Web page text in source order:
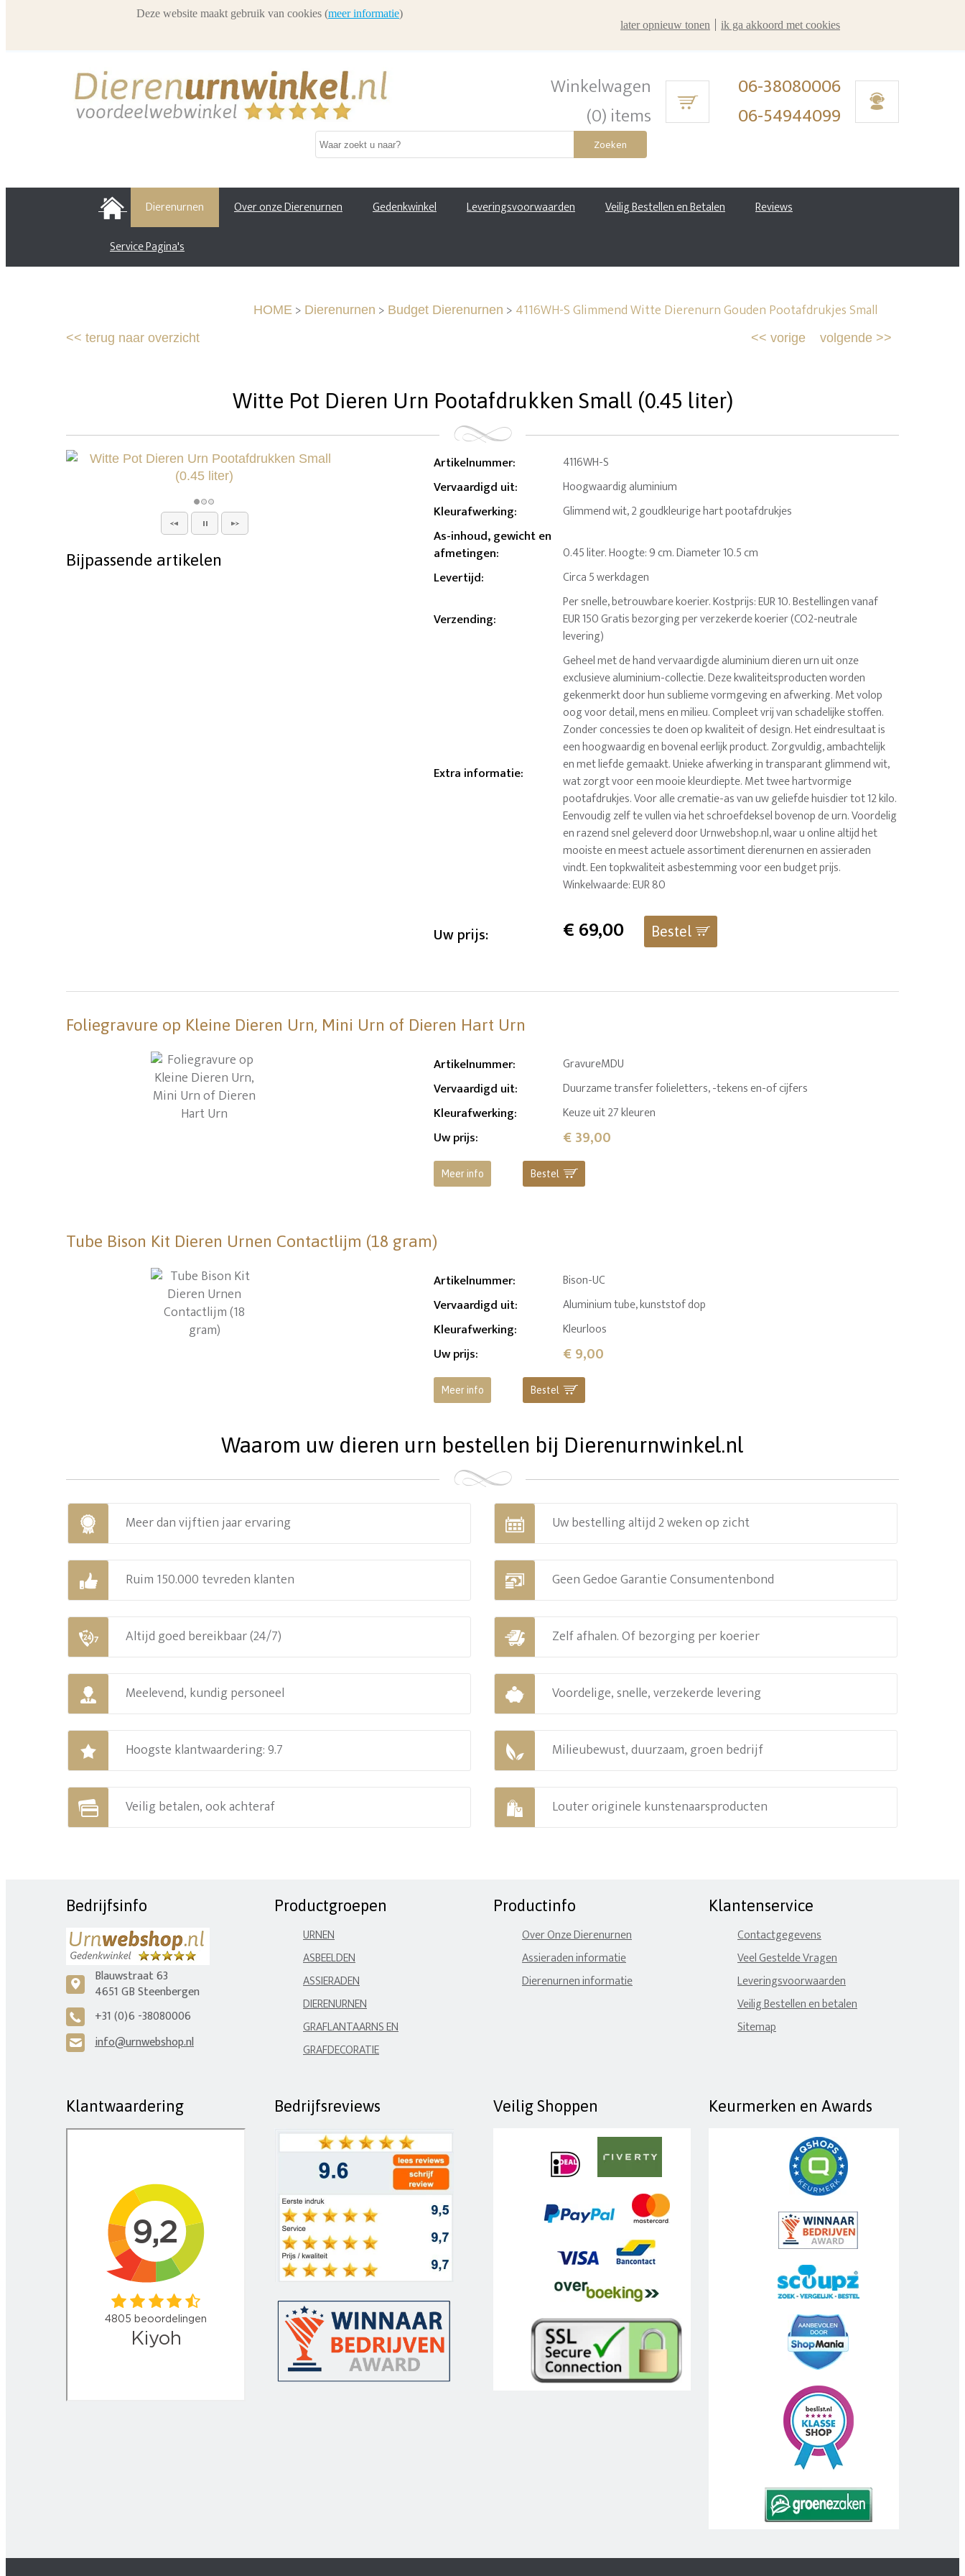
Winkelwagen
(0) items
06-38080006
06-54944099
Zoeken
HOME Dierenurnen Over onze Dierenurnen Gedenkwinkel Leveringsvoorwaarden Veilig Bestellen en Betalen Reviews
Service Pagina's
HOME > Dierenurnen > Budget Dierenurnen > 4116WH-S Glimmend Witte Dierenurn Gouden Pootafdrukjes Small
<< terug naar overzicht volgende >>
<< vorige
Witte Pot Dieren Urn Pootafdrukken Small (0.45 liter)
Artikelnummer: 4116WH-S
Vervaardigd uit: Hoogwaardig aluminium
Kleurafwerking: Glimmend wit, 2 goudkleurige hart pootafdrukjes
As-inhoud, gewicht en
afmetingen: 0.45 liter. Hoogte: 9 cm. Diameter 10.5 cm
Levertijd: Circa 5 werkdagen
Verzending:
Per snelle, betrouwbare koerier. Kostprijs: EUR 10. Bestellingen vanaf
EUR 150 Gratis bezorging per verzekerde koerier (CO2-neutrale
levering)
Extra informatie:
Geheel met de hand vervaardigde aluminium dieren urn uit onze
exclusieve aluminium-collectie. Deze kwaliteitsproducten worden
gekenmerkt door hun sublieme vormgeving en afwerking. Met volop
oog voor detail, mens en milieu. Compleet vrij van schadelijke stoffen.
Zonder concessies te doen op kwaliteit of design. Het eindresultaat is
een hoogwaardig en bovenal eerlijk product. Zorgvuldig, ambachtelijk
en met liefde gemaakt. Unieke afwerking in transparant glimmend wit,
wat zorgt voor een mooie kleurdiepte. Met twee hartvormige
pootafdrukjes. Voor alle crematie-as van uw geliefde huisdier tot 12 kilo.
Eenvoudig zelf te vullen via het schroefdeksel bovenop de urn. Voordelig
en razend snel geleverd door Urnwebshop.nl, waar u online altijd het
mooiste en meest actuele assortiment dierenurnen en assieraden
vindt. Een topkwaliteit asbestemming voor een budget prijs.
Winkelwaarde: EUR 80
Uw prijs: €69,00 Bestel
Bijpassende artikelen
Foliegravure op Kleine Dieren Urn, Mini Urn of Dieren Hart Urn
Artikelnummer: GravureMDU
Vervaardigd uit: Duurzame transfer folieletters, -tekens en-of cijfers
Kleurafwerking: Keuze uit 27 kleuren
Uw prijs: € 39,00
Meer info Bestel
Tube Bison Kit Dieren Urnen Contactlijm (18 gram)
Artikelnummer: Bison-UC
Vervaardigd uit: Aluminium tube, kunststof dop
Kleurafwerking: Kleurloos
Uw prijs: € 9,00
Meer info Bestel
Waarom uw dieren urn bestellen bij Dierenurnwinkel.nl
Meer dan vijftien jaar ervaring Uw bestelling altijd 2 weken op zicht
Ruim 150.000 tevreden klanten Geen Gedoe Garantie Consumentenbond
Altijd goed bereikbaar (24/7) Zelf afhalen. Of bezorging per koerier
Meelevend, kundig personeel Voordelige, snelle, verzekerde levering
Hoogste klantwaardering: 9.7 Milieubewust, duurzaam, groen bedrijf
Veilig betalen, ook achteraf Louter originele kunstenaarsproducten
Bedrijfsinfo
c
Blauwstraat 63
4651 GB Steenbergen
A +31 (0)6 -38080006
H info@urnwebshop.nl
Productgroepen
URNEN
ASBEELDEN
ASSIERADEN
DIERENURNEN
GRAFLANTAARNS EN
GRAFDECORATIE
Productinfo
Over Onze Dierenurnen
Assieraden informatie
Dierenurnen informatie
Klantenservice
Contactgegevens
Veel Gestelde Vragen
Leveringsvoorwaarden
Veilig Bestellen en betalen
Sitemap
Klantwaardering Bedrijfsreviews Veilig Shoppen Keurmerken en Awards
Deze website maakt gebruik van cookies (meer informatie)
later opnieuw tonen
ik ga akkoord met cookies